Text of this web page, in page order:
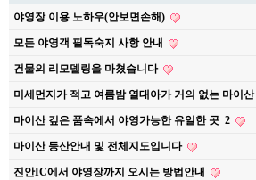
야영장 이용 노하우(안보면손해)
모든 야영객 필독숙지 사항 안내
건물의 리모델링을 마쳤습니다
미세먼지가 적고 여름밤 열대아가 거의 없는 마이산
마이산 깊은 품속에서 야영가능한 유일한 곳 2
마이산 등산안내 및 전체지도입니다
진안IC에서 야영장까지 오시는 방법안내